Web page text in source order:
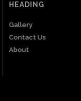
HEADING
Gallery
Contact Us
About